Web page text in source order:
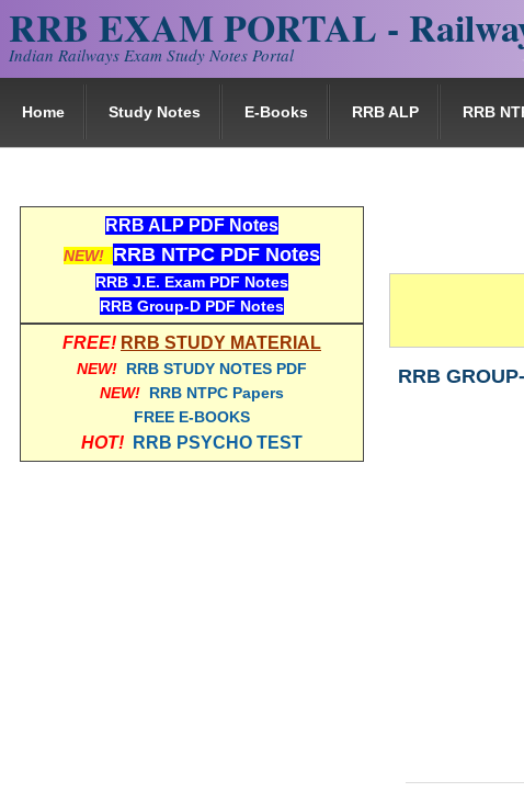
RRB EXAM PORTAL -
Indian Railways Exam Study Notes Portal
Home Study Notes E-Books RRB ALP RRB
RRB
RRB ALP PDF Notes
NEW! RRB NTPC PDF Notes
RRB J.E. Exam PDF Notes
RRB Group-D PDF Notes
FREE! RRB STUDY MATERIAL
NEW! RRB STUDY NOTES PDF
NEW! RRB NTPC Papers
FREE E-BOOKS
HOT! RRB PSYCHO TEST